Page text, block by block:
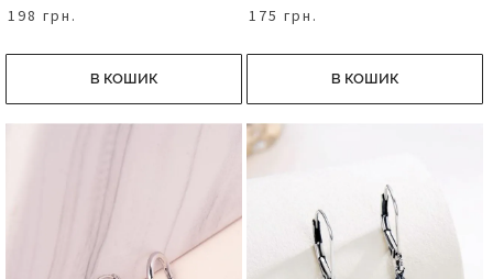
198 грн.
В КОШИК
175 грн.
В КОШИК